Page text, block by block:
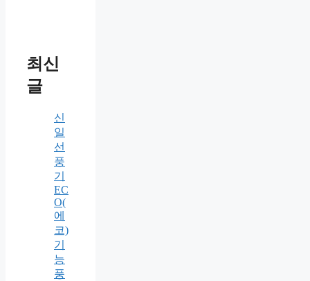
최신
글
신
일
선
풍
기
EC
O(
에
코)
기
능
풍